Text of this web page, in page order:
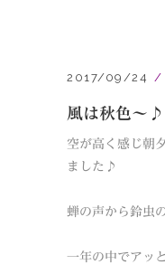
2017/09/24
風は秋色～♪
空が高く感じ朝
ました♪
蝉の声から鈴虫
一年の中でアッ